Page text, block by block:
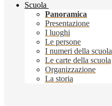
Scuola
Panoramica
Presentazione
I luoghi
Le persone
I numeri della scuola
Le carte della scuola
Organizzazione
La storia